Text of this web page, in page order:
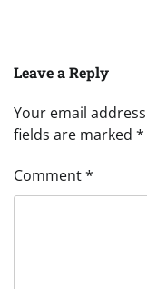
Leave a Reply
Your email
fields are marked *
Comment*